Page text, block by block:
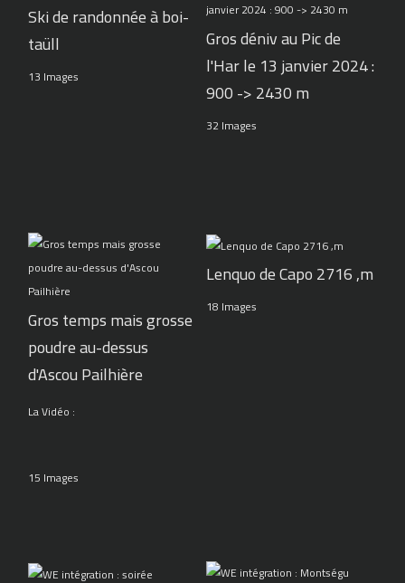
Ski de randonnée à boi-
taüll
13 Images
Gros déniv au Pic de
l'Har le 13 janvier 2024 :
900 -> 2430 m
32 Images
Gros temps mais grosse
poudre au-dessus
d'Ascou Pailhière
La Vidéo :
15 Images
Lenquo de Capo 2716 ,m
18 Images